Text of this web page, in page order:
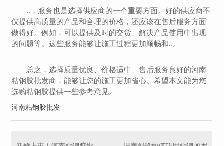
..，服务也是选择供应商的一个重要方面。好的供应商不
仅提供高质量的产品和合理的价格，还应该在售后服务方面
做得好。例如，可以提供及时的交货、解决产品使用中出现
的问题等。这些服务能够让施工过程更加顺畅和..。
总之，选择质量优良、价格适中、售后服务良好的河南
粘钢胶批发商，能够让您的施工更加省心。希望本文能为您
选购粘钢胶提供一些参考意见。
河南粘钢胶批发